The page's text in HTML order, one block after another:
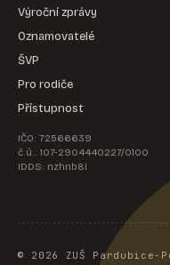
Výroční zprávy
Oznamovatelé
ŠVP
Pro rodiče
Přístupnost
IČO: 72566639
č.ú.: 107-2904440227/0100
IDDS: nzhnb8i
© 2026 ZUŠ